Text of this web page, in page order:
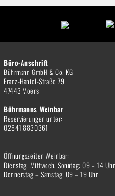
Büro-Anschrift
Bührmann GmbH & Co. KG
Franz-Haniel-Straße 79
47443 Moers
Bührmanns Weinbar
Reservierungen unter:
02841 8830361
Öffnungszeiten Weinbar:
Dienstag, Mittwoch, Sonntag: 09 – 14 Uhr
Donnerstag – Samstag: 09 – 19 Uhr